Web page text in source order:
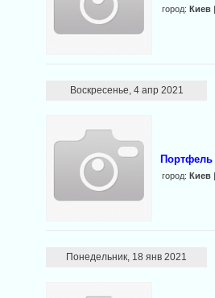
город:Киев
Воскресенье, 4 апр 2021
Портфель
город:Киев
Понедельник, 18 янв 2021